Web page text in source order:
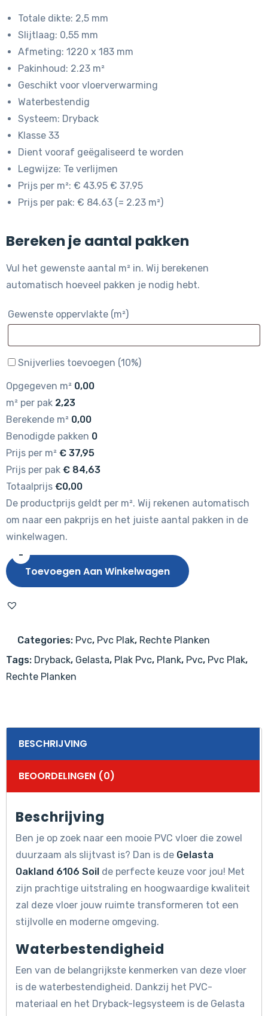
€ 43,95.€ 37,95.
Totale dikte: 2,5 mm
Slijtlaag: 0,55 mm
Afmeting: 1220 x 183 mm
Pakinhoud: 2.23 m²
Geschikt voor vloerverwarming
Waterbestendig
Systeem: Dryback
Klasse 33
Dient vooraf geëgaliseerd te worden
Legwijze: Te verlijmen
Prijs per m²: € 43.95 € 37.95
Prijs per pak: € 84.63 (= 2.23 m²)
Bereken je aantal pakken
Vul het gewenste aantal m² in. Wij berekenen
automatisch hoeveel pakken je nodig hebt.
Gewenste oppervlakte (m²)
Snijverlies toevoegen (10%)
Opgegeven m² 0,00
m² per pak 2,23
Berekende m² 0,00
Benodigde pakken 0
Prijs per m² € 37,95
Prijs per pak € 84,63
Totaalprijs €0,00
De productprijs geldt per m². Wij rekenen automatisch
om naar een pakprijs en het juiste aantal pakken in de
winkelwagen.
-
Gelasta
Oakland
Soil
Toevoegen Aan Winkelwagen
Categories: Pvc, Pvc Plak, Rechte Planken
Tags: Dryback, Gelasta, Plak Pvc, Plank, Pvc, Pvc Plak,
Rechte Planken
BESCHRIJVING
BEOORDELINGEN (0)
Beschrijving
Ben je op zoek naar een mooie PVC vloer die zowel
duurzaam als slijtvast is? Dan is de Gelasta
Oakland 6106 Soil de perfecte keuze voor jou! Met
zijn prachtige uitstraling en hoogwaardige kwaliteit
zal deze vloer jouw ruimte transformeren tot een
stijlvolle en moderne omgeving.
Waterbestendigheid
Een van de belangrijkste kenmerken van deze vloer
is de waterbestendigheid. Dankzij het PVC-
materiaal en het Dryback-legsysteem is de Gelasta